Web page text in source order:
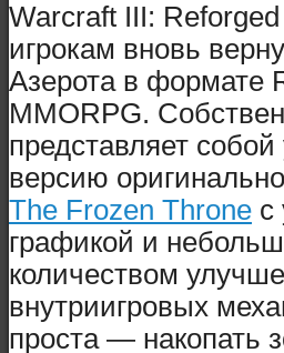
Warcraft III: Reforged
игрокам вновь
Азерота в формате
ММОRPG.
представляет
версию
The Frozen Throne с
графикой и
количеством
внутриигровых
проста — накопать